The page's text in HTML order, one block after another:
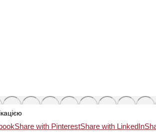
Share with PinterestShare with LinkedIn